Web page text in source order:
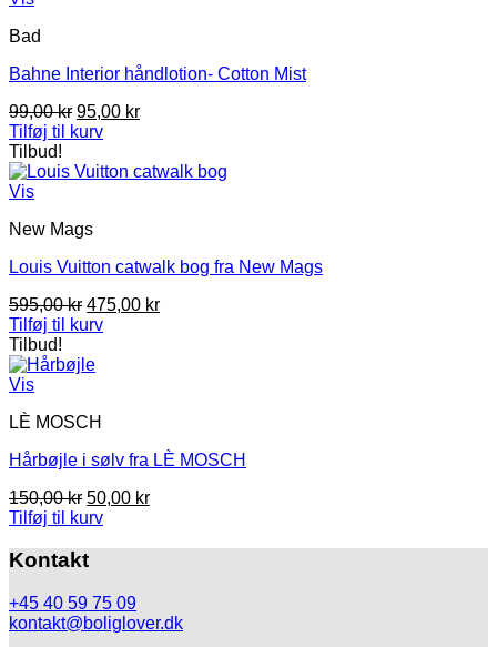
Bad
Bahne Interior håndlotion- Cotton Mist
99,00kr Den
oprindelige
var:
95,00 krDen
er:
Tilføj til kurv
Tilbud!
Vis
New Mags
Louis Vuitton catwalk bog fra New Mags
595,00kr Den
oprindelige
var:
475,00 krDen
Tilføj til kurv
Tilbud!
Vis
LÈ MOSCH
Hårbøjle i sølv fra LÈ MOSCH
150,00kr Den
oprindelige
var:
50,00 krDen
Tilføj til kurv
Kontakt
+45 40 59 75 09
kontakt@boliglover.dk